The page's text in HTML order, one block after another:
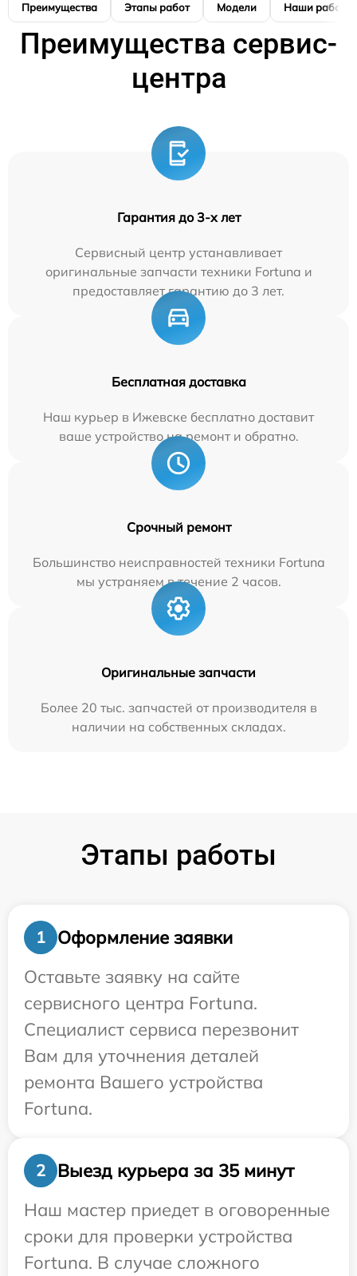
Преимущества Этапы работ Модели Наши работы
Преимущества сервис-
центра
Гарантия до 3-х лет
Сервисный центр устанавливает
оригинальные запчасти техники Fortuna и
предоставляет гарантию до 3 лет.
Бесплатная доставка
Наш курьер в Ижевске бесплатно доставит
ваше устройство на ремонт и обратно.
Срочный ремонт
Большинство неисправностей техники Fortuna
мы устраняем в течение 2 часов.
Оригинальные запчасти
Более 20 тыс. запчастей от производителя в
наличии на собственных складах.
Этапы работы
1
Оформление заявки
Оставьте заявку на сайте
сервисного центра Fortuna.
Специалист сервиса перезвонит
Вам для уточнения деталей
ремонта Вашего устройства
Fortuna.
2
Выезд курьера за 35 минут
Наш мастер приедет в оговоренные
сроки для проверки устройства
Fortuna. В случае сложного